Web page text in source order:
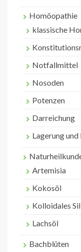
Homöopathie
klassische
Notfallmittel
Nosoden
Potenzen
Darreichung
Lagerung
Artemisia
Kokosöl
Kolloidales
Lachsöl
Bachblüten